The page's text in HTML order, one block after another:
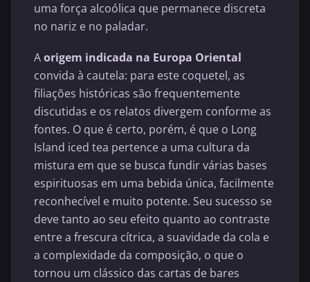
uma força alcoólica que permanece discreta
no nariz e no paladar.
Aorigem indicada na Europa Oriental
convida à cautela: para este coquetel, as
filiações históricas são frequentemente
discutidas e os relatos divergem conforme as
fontes. O que é certo, porém, é que o Long
Island iced tea pertence a uma cultura da
mistura em que se busca fundir várias bases
espirituosas em uma bebida única, facilmente
reconhecível e muito potente. Seu sucesso se
deve tanto ao seu efeito quanto ao contraste
entre a frescura cítrica, a suavidade da cola e
a complexidade da composição, o que o
tornou um clássico das cartas de bares